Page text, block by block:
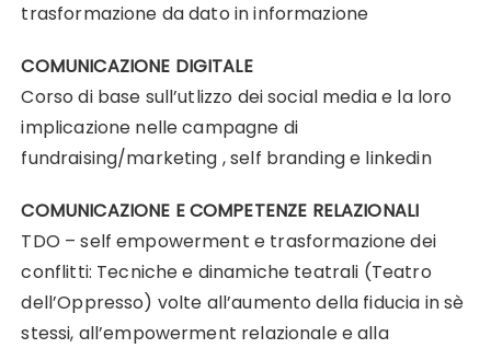
trasformazione da dato in informazione
COMUNICAZIONE DIGITALE
Corso di base sull’utlizzo dei social media e la loro
implicazione nelle campagne di
fundraising/marketing , self branding e linkedin
COMUNICAZIONE E COMPETENZE RELAZIONALI
TDO – self empowerment e trasformazione dei
conflitti: Tecniche e dinamiche teatrali (Teatro
dell’Oppresso) volte all’aumento della fiducia in sè
stessi, all’empowerment relazionale e alla